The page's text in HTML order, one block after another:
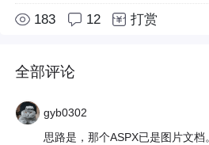
183 12 打赏
全部评论
gyb0302
思路是，那个ASPX已是图片文档